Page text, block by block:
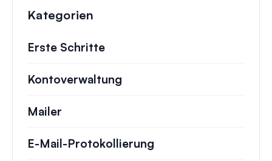
Kategorien
Erste Schritte
Kontoverwaltung
Mailer
E-Mail-Protokollierung